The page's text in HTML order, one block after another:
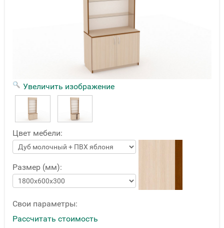
Увеличить изображение
Цвет мебели:
Размер (мм):
Свои параметры:
Рассчитать стоимость